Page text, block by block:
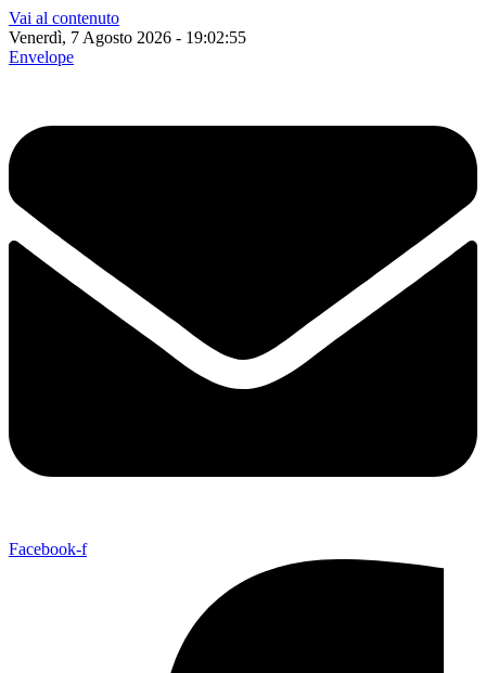
Vai al contenuto
Venerdì, 7 Agosto 2026 - 19:02:56
Envelope
Facebook-f